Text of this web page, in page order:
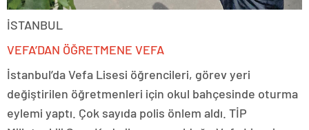
İSTANBUL
VEFA’DAN ÖĞRETMENE VEFA
İstanbul’da Vefa Lisesi öğrencileri, görev yeri
değiştirilen öğretmenleri için okul bahçesinde oturma
eylemi yaptı. Çok sayıda polis önlem aldı. TİP